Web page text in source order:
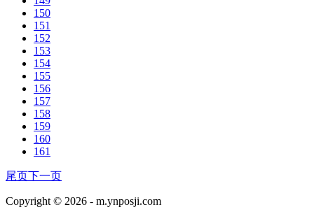
150
151
152
153
154
155
156
157
158
159
160
161
尾页下一页
Copyright © 2026 - m.ynposji.com